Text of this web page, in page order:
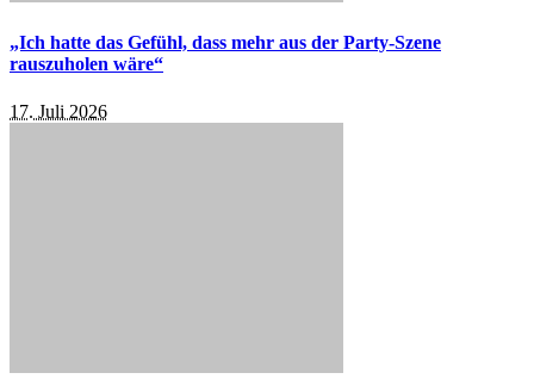
„Ich hatte das Gefühl, dass mehr aus der Party-Szene
rauszuholen wäre“
17. Juli 2026